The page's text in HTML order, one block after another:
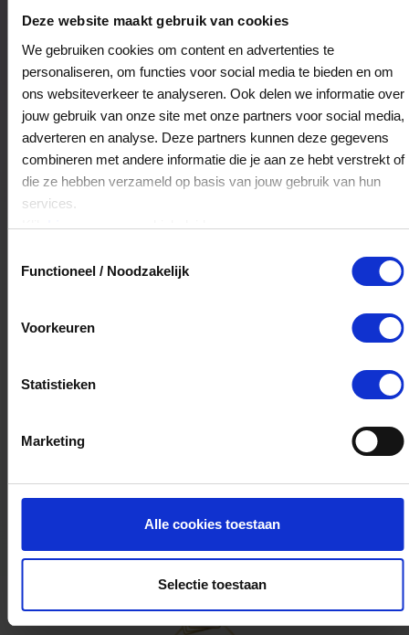
Deze website maakt gebruik van cookies
We gebruiken cookies om content en advertenties te
personaliseren, om functies voor social media te bieden en om
ons websiteverkeer te analyseren. Ook delen we informatie over
jouw gebruik van onze site met onze partners voor social media,
adverteren en analyse. Deze partners kunnen deze gegevens
combineren met andere informatie die je aan ze hebt verstrekt of
die ze hebben verzameld op basis van jouw gebruik van hun
services.
Klikhiervoor ons cookiebeleid.
Functioneel / Noodzakelijk
Voorkeuren
Statistieken
Marketing
Alle cookies toestaan
Selectie toestaan
Harms Wonen & Slapen
Vlasstraat 4-10
9101MX Dokkum
Veelgestelde Vragen
Hoelang blijft mijn saldo geldig?
cadeaukaart in delen uitgeven.